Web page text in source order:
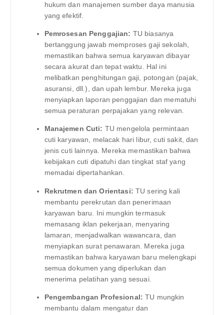
hukum dan manajemen sumber daya manusia
yang efektif.
Pemrosesan Penggajian: TU biasanya
bertanggung jawab memproses gaji sekolah,
memastikan bahwa semua karyawan dibayar
secara akurat dan tepat waktu. Hal ini
melibatkan penghitungan gaji, potongan (pajak,
asuransi, dll.), dan upah lembur. Mereka juga
menyiapkan laporan penggajian dan mematuhi
semua peraturan perpajakan yang relevan.
Manajemen Cuti: TU mengelola permintaan
cuti karyawan, melacak hari libur, cuti sakit, dan
jenis cuti lainnya. Mereka memastikan bahwa
kebijakan cuti dipatuhi dan tingkat staf yang
memadai dipertahankan.
Rekrutmen dan Orientasi: TU sering kali
membantu perekrutan dan penerimaan
karyawan baru. Ini mungkin termasuk
memasang iklan pekerjaan, menyaring
lamaran, menjadwalkan wawancara, dan
menyiapkan surat penawaran. Mereka juga
memastikan bahwa karyawan baru melengkapi
semua dokumen yang diperlukan dan
menerima pelatihan yang sesuai.
Pengembangan Profesional: TU mungkin
membantu dalam mengatur dan